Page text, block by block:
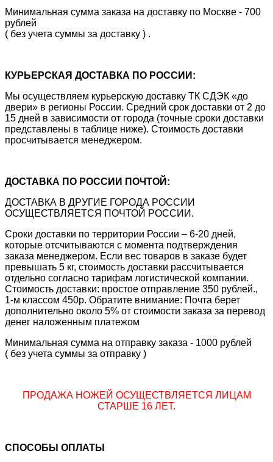
Минимальная сумма заказа на доставку по Москве - 700
рублей
( без учета суммы за доставку ) .
КУРЬЕРСКАЯ ДОСТАВКА ПО РОССИИ:
Мы осуществляем курьерскую доставку ТК СДЭК «до
двери» в регионы России. Средний срок доставки от 2 до
15 дней в зависимости от города (точные сроки доставки
представлены в таблице ниже). Стоимость доставки
просчитывается менеджером.
ДОСТАВКА ПО РОССИИ ПОЧТОЙ:
ДОСТАВКА В ДРУГИЕ ГОРОДА РОССИИ
ОСУЩЕСТВЛЯЕТСЯ ПОЧТОЙ РОССИИ.
Сроки доставки по территории России – 6-20 дней,
которые отсчитываются с момента подтверждения
заказа менеджером. Если вес товаров в заказе будет
превышать 5 кг, стоимость доставки рассчитывается
отдельно согласно тарифам логистической компании.
Стоимость доставки: простое отправление 350 рублей.,
1-м классом 450р. Обратите внимание: Почта берет
дополнительно около 5% от стоимости заказа за перевод
денег наложенным платежом
Минимальная сумма на отправку заказа - 1000 рублей
( без учета суммы за отправку )
ПРОДАЖА НОЖЕЙ ОСУЩЕСТВЛЯЕТСЯ ЛИЦАМ
СТАРШЕ 16 ЛЕТ.
СПОСОБЫ ОПЛАТЫ